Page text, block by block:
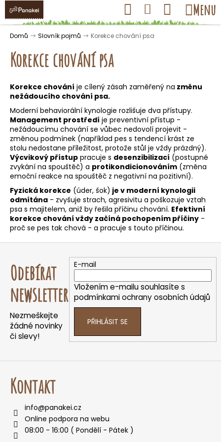
Přejít
obsah
Hledat Přihlášení
Nákupní
košík
Menu
Domů Slovník pojmů Korekce chování psa
Korekce chování psa
Korekce chování je cílený zásah zaměřený na změnu
nežádoucího chování psa.
Moderní behaviorální kynologie rozlišuje dva přístupy.
Management prostředí je preventivní přístup -
nežádoucímu chování se vůbec nedovolí projevit -
změnou podmínek (například pes s tendencí krást ze
stolu nedostane příležitost, protože stůl je vždy prázdný).
Výcvikový přístup pracuje s desenzibilizací (postupné
zvykání na spouštěč) a protikondicionováním (změna
emoční reakce na spouštěč z negativní na pozitivní).
Fyzická korekce (úder, šok) je v moderní kynologii
odmítána - zvyšuje strach, agresivitu a poškozuje vztah
psa s majitelem, aniž by řešila příčinu chování. Efektivní
korekce chování vždy začíná pochopením příčiny -
proč se pes tak chová - a pracuje s touto příčinou.
K
o Zpět
Zpět
C
o
p
o
t
ř
e
b
u
j
e
t
n
a
j
í
t
?
D
o
Odebírat
newsletter
Nezmeškejte
žádné novinky
či slevy!
E-mail
Vložením e-mailu souhlasíte s
podmínkami ochrany osobních údajů
PŘIHLÁSIT SE
Kontakt
info@panakei.cz
Online podpora na webu
08:00 - 16:00 ( Pondělí - Pátek )